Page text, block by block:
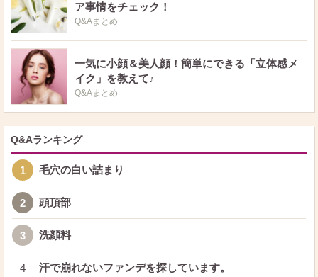
ア事情をチェック！
Q&Aまとめ
一気に小顔＆美人顔！簡単にできる「立体感メ
イク」を教えて♪
Q&Aまとめ
Q&Aランキング
1 毛穴の白い詰まり
2 頭頂部
3 洗顔料
4 汗で崩れないファンデを探しています。